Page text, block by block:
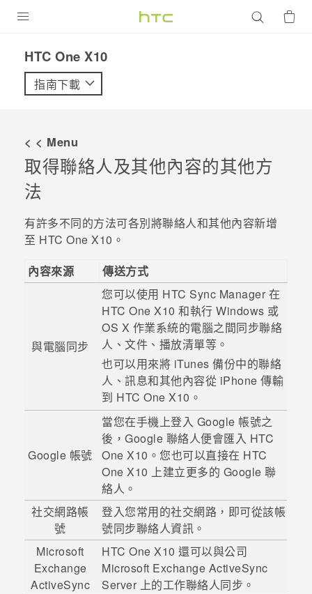
VIVE
VIVERSE
優惠專區
焦點訊息
校園專案
銷售門市
銷售通路
支援服務
登入
HTC One X10‎
指南下載
< < Menu
取得聯絡人及其他內容的其他方
法
有許多不同的方法可各別將聯絡人和其他內容新增
至 HTC One X10 。
內容來源
傳送方式
與電腦同步
您可以使用 HTC Sync Manager 在
HTC One X10 和執行 Windows 或
OS X 作業系統的電腦之間同步聯絡
人、文件、播放清單等。
也可以用來將 iTunes 備份中的聯絡
人、訊息和其他內容從 iPhone 傳輸
到 HTC One X10 。
Google 帳號
當您在手機上登入 Google 帳號之
後， Google 聯絡人便會匯入 HTC
One X10 。您也可以直接在 HTC
One X10 上建立更多的 Google 聯
絡人。
社交網路帳
號
登入您常用的社交網路，即可從該帳
號同步聯絡人資訊。
Microsoft
Exchange
ActiveSync
HTC One X10 還可以與公司
Microsoft Exchange ActiveSync
Server 上的工作聯絡人同步。